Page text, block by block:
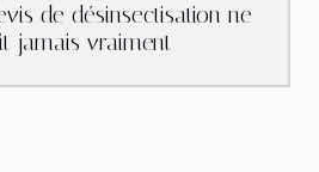
de désinsectisation ne
jamais vraiment